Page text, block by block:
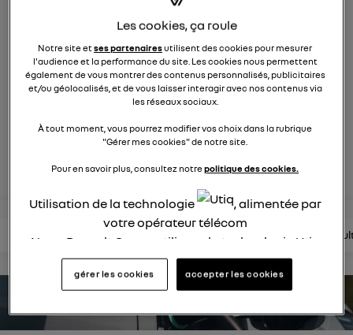
RENAULT
Après 30 ans de succès, Renault Clio full hybrid E_Tech
insuffle une énergie nouvelle
posez une question
lire les articles consultez la brochure
Les cookies, ça roule
Notre site etses partenairesutilisent des cookies pour mesurer
l'audience et la performance du site. Les cookies nous permettent
également de vous montrer des contenus personnalisés, publicitaires
et/ou géolocalisés, et de vous laisser interagir avec nos contenus via
les réseaux sociaux.
À tout moment, vous pourrez modifier vos choix dans la rubrique
"Gérer mes cookies" de notre site.
Pour en savoir plus, consultez notrepolitique des cookies.
Utilisation de la technologie
, alimentée par
votre opérateur télécom
Nous, Renault Group, utilisons la technologie Utiq
pour nos activités digitales (telles que décrites
dans cette notice de consentement) et liées à
utilisez une connexion internet fournie parun
gérer les cookies accepter les cookies